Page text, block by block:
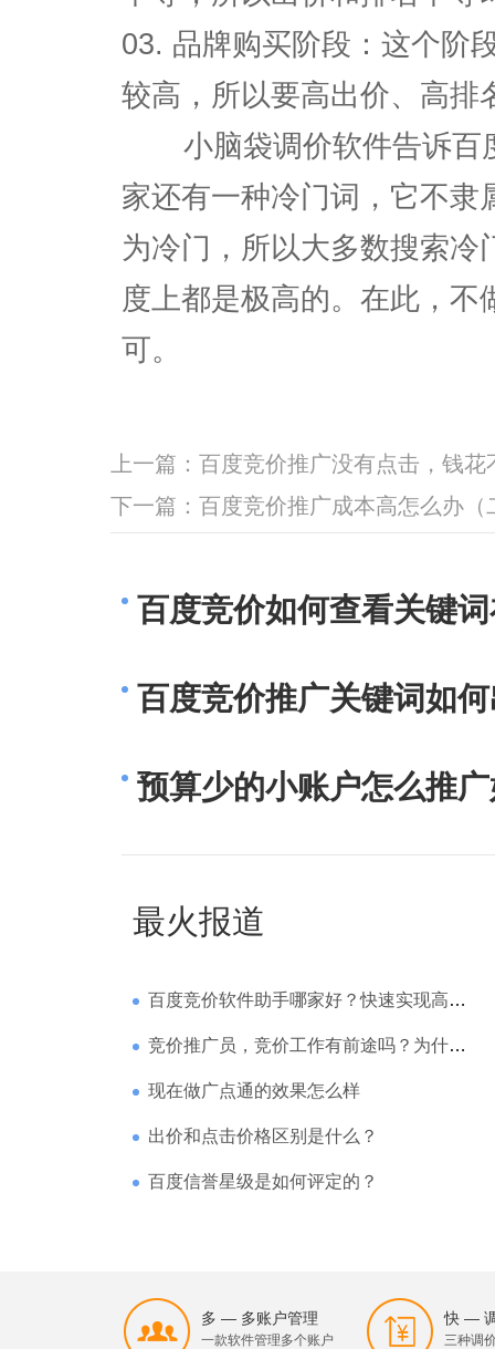
03. 品牌购买阶段：这个阶
较高，所以要高出价、高排
小脑袋调价软件告诉百
家还有一种冷门词，它不隶
为冷门，所以大多数搜索
度上都是极高的。在此，
可。
上一篇： 百度竞价推广没有点击，钱花
下一篇： 百度竞价推广成本高怎么办（
百度竞价如何查看关键
百度竞价推广关键词如
预算少的小账户怎么推
最火报道
百度竞价软件助手哪家好？快速实现高回报哪家强？
竞价推广员，竞价工作有前途吗？为什么待遇那么高
现在做广点通的效果怎么样
出价和点击价格区别是什么？
百度信誉星级是如何评定的？
多 — 多账户管理
一款软件管理多个账户
快 —
三种调